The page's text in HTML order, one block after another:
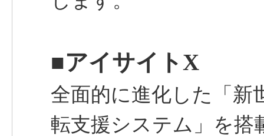
■アイサイトX
全面的に進化した「新
転支援システム」を搭